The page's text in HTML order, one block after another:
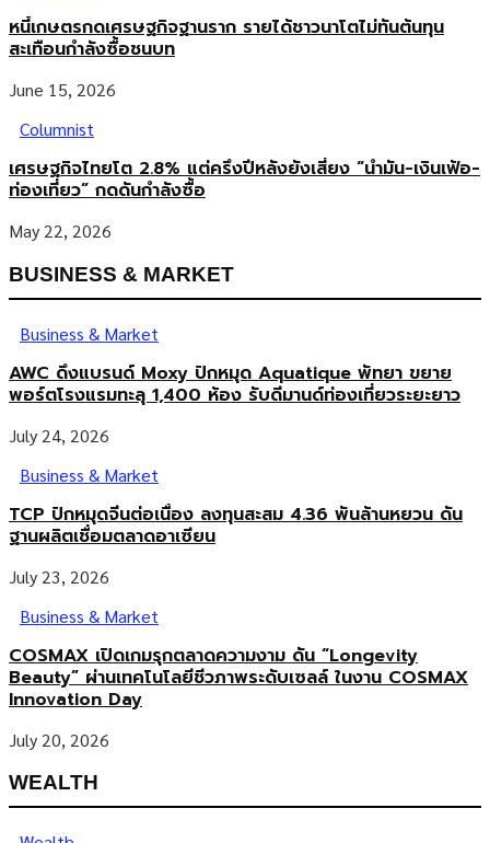
หนี้เกษตรกดเศรษฐกิจฐานราก รายได้ชาวนาโตไม่ทันต้นทุน
สะเทือนกำลังซื้อชนบท
June 15, 2026
Columnist
เศรษฐกิจไทยโต 2.8% แต่ครึ่งปีหลังยังเสี่ยง “น้ำมัน-เงินเฟ้อ-
ท่องเที่ยว” กดดันกำลังซื้อ
May 22, 2026
BUSINESS & MARKET
Business & Market
AWC ดึงแบรนด์ Moxy ปักหมุด Aquatique พัทยา ขยาย
พอร์ตโรงแรมทะลุ 1,400 ห้อง รับดีมานด์ท่องเที่ยวระยะยาว
July 24, 2026
Business & Market
TCP ปักหมุดจีนต่อเนื่อง ลงทุนสะสม 4.36 พันล้านหยวน ดัน
ฐานผลิตเชื่อมตลาดอาเซียน
July 23, 2026
Business & Market
COSMAX เปิดเกมรุกตลาดความงาม ดัน “Longevity
Beauty” ผ่านเทคโนโลยีชีวภาพระดับเซลล์ ในงาน COSMAX
Innovation Day
July 20, 2026
WEALTH